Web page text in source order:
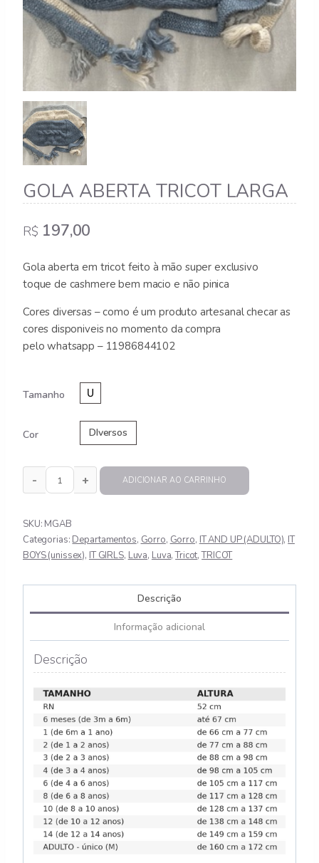
GOLA ABERTA TRICOT LARGA
R$197,00
Gola aberta em tricot feito à mão super exclusivo
toque de cashmere bem macio e não pinica
Cores diversas – como é um produto artesanal checar as
cores disponiveis no momento da compra
pelo whatsapp – 11986844102
Tamanho
Cor DIversos
GOLA ABERTA TRICOT LARGA quantidade
ADICIONAR AO CARRINHO
SKU: MGAB
Categorias: Departamentos, Gorro, Gorro, IT AND UP (ADULTO), IT
BOYS (unissex), IT GIRLS, Luva, Luva,Tricot,TRICOT
Descrição
Informação adicional
Descrição